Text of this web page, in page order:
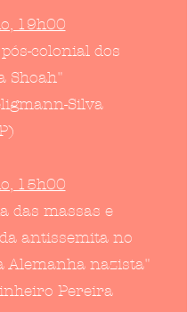
19h00
colonial dos
Shoah"
Silva
15h00
das massas e
antissemita no
Alemanha nazista"
Pereira